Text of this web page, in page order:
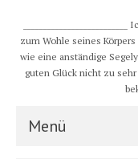
zum Wohle seines
wie eine anständige
guten Glück nicht zu
Menü